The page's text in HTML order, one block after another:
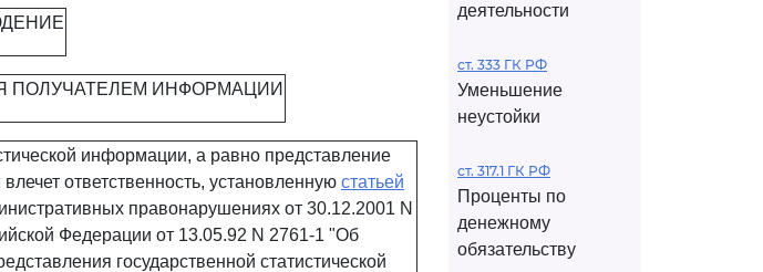
ПОЛУЧАТЕЛЕМ ИНФОРМАЦИИ
информации, а равно представление
ответственность, установленную статьей
правонарушениях от 30.12.2001 N
Федерации от 13.05.92 N 2761-1 "Об
государственной статистической
деятельности
ст. 333 ГК РФ
Уменьшение
неустойки
ст. 317.1 ГК РФ
Проценты по
денежному
обязательству